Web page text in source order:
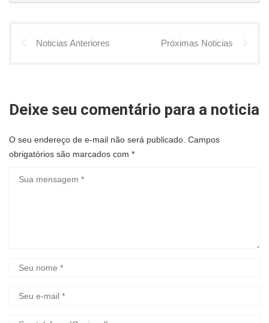
Noticias Anteriores Próximas Noticias
Deixe seu comentário para a noticia
O seu endereço de e-mail não será publicado. Campos
obrigatórios são marcados com *